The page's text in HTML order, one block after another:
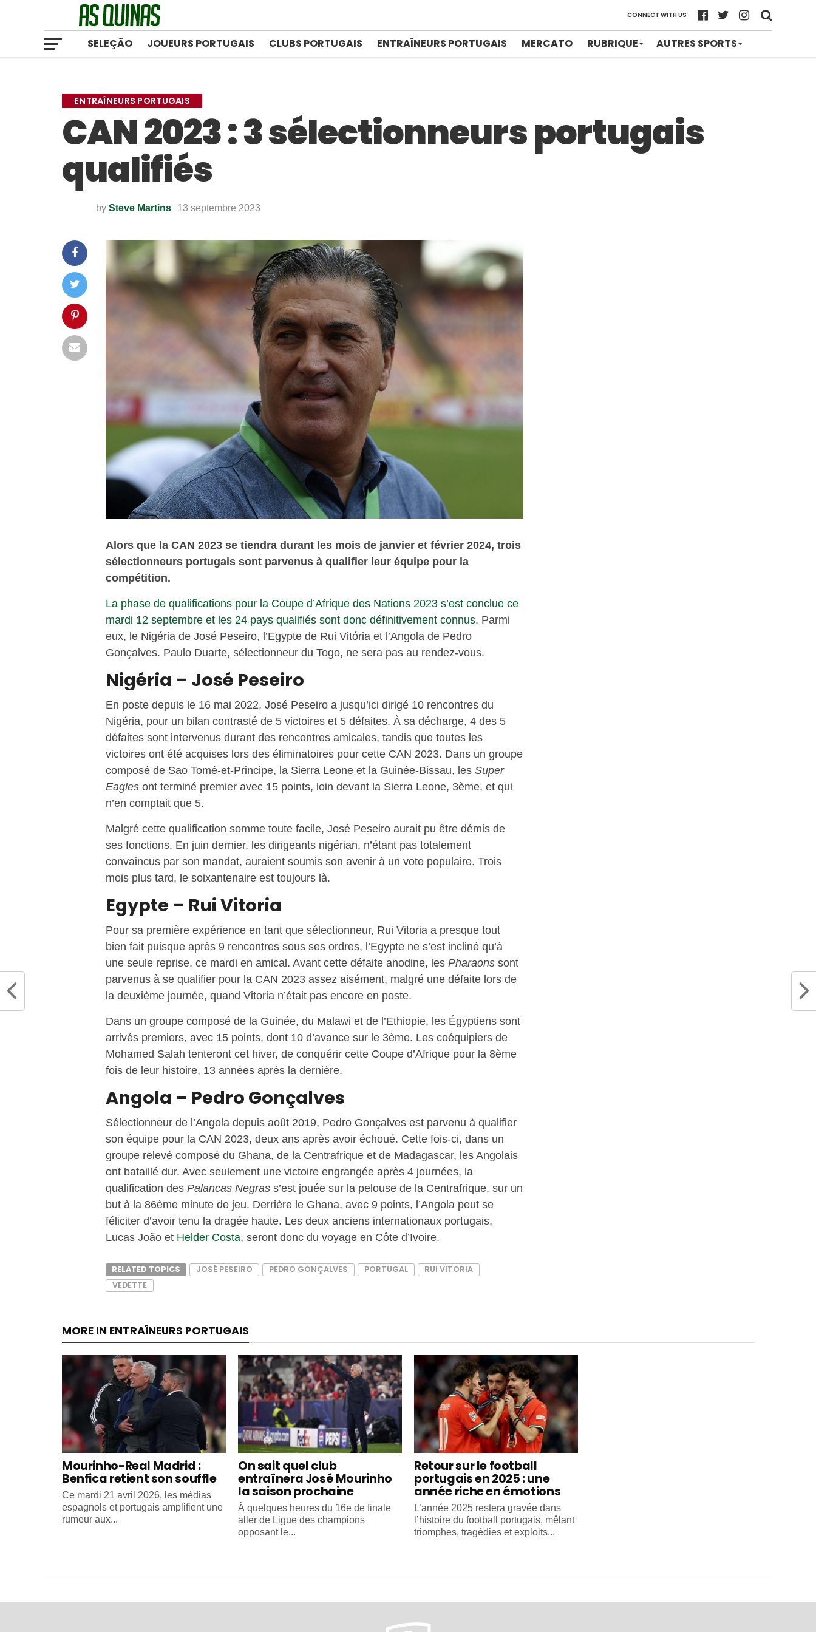
CONNECT WITH US
SELEÇÃO JOUEURS PORTUGAIS CLUBS PORTUGAIS ENTRAÎNEURS PORTUGAIS MERCATO RUBRIQUE AUTRES SPORTS
ENTRAÎNEURS PORTUGAIS
CAN 2023 : 3 sélectionneurs portugais
qualifiés
by Steve Martins 13 septembre 2023
Alors que la CAN 2023 se tiendra durant les mois de janvier et février 2024, trois
sélectionneurs portugais sont parvenus à qualifier leur équipe pour la
compétition.
La phase de qualifications pour la Coupe d’Afrique des Nations 2023 s’est conclue ce
mardi 12 septembre et les 24 pays qualifiés sont donc définitivement connus. Parmi
eux, le Nigéria de José Peseiro, l’Egypte de Rui Vitória et l’Angola de Pedro
Gonçalves. Paulo Duarte, sélectionneur du Togo, ne sera pas au rendez-vous.
Nigéria – José Peseiro
En poste depuis le 16 mai 2022, José Peseiro a jusqu’ici dirigé 10 rencontres du
Nigéria, pour un bilan contrasté de 5 victoires et 5 défaites. À sa décharge, 4 des 5
défaites sont intervenus durant des rencontres amicales, tandis que toutes les
victoires ont été acquises lors des éliminatoires pour cette CAN 2023. Dans un groupe
composé de Sao Tomé-et-Principe, la Sierra Leone et la Guinée-Bissau, les Super
Eagles ont terminé premier avec 15 points, loin devant la Sierra Leone, 3ème, et qui
n’en comptait que 5.
Malgré cette qualification somme toute facile, José Peseiro aurait pu être démis de
ses fonctions. En juin dernier, les dirigeants nigérian, n’étant pas totalement
convaincus par son mandat, auraient soumis son avenir à un vote populaire. Trois
mois plus tard, le soixantenaire est toujours là.
Egypte – Rui Vitoria
Pour sa première expérience en tant que sélectionneur, Rui Vitoria a presque tout
bien fait puisque après 9 rencontres sous ses ordres, l’Egypte ne s’est incliné qu’à
une seule reprise, ce mardi en amical. Avant cette défaite anodine, les Pharaons sont
parvenus à se qualifier pour la CAN 2023 assez aisément, malgré une défaite lors de
la deuxième journée, quand Vitoria n’était pas encore en poste.
Dans un groupe composé de la Guinée, du Malawi et de l’Ethiopie, les Égyptiens sont
arrivés premiers, avec 15 points, dont 10 d’avance sur le 3ème. Les coéquipiers de
Mohamed Salah tenteront cet hiver, de conquérir cette Coupe d’Afrique pour la 8ème
fois de leur histoire, 13 années après la dernière.
Angola – Pedro Gonçalves
Sélectionneur de l’Angola depuis août 2019, Pedro Gonçalves est parvenu à qualifier
son équipe pour la CAN 2023, deux ans après avoir échoué. Cette fois-ci, dans un
groupe relevé composé du Ghana, de la Centrafrique et de Madagascar, les Angolais
ont bataillé dur. Avec seulement une victoire engrangée après 4 journées, la
qualification des Palancas Negras s’est jouée sur la pelouse de la Centrafrique, sur un
but à la 86ème minute de jeu. Derrière le Ghana, avec 9 points, l’Angola peut se
féliciter d’avoir tenu la dragée haute. Les deux anciens internationaux portugais,
Lucas João et Helder Costa, seront donc du voyage en Côte d’Ivoire.
RELATED TOPICS JOSÉ PESEIRO PEDRO GONÇALVES PORTUGAL
RUI VITORIA
VEDETTE
MORE IN ENTRAÎNEURS PORTUGAIS
Mourinho-Real Madrid :
Benfica retient son souffle
Ce mardi 21 avril 2026, les médias
espagnols et portugais amplifient une
rumeur aux...
On sait quel club
entraînera José Mourinho
la saison prochaine
À quelques heures du 16e de finale
aller de Ligue des champions
opposant le...
Retour sur le football
portugais en 2025 : une
année riche en émotions
L’année 2025 restera gravée dans
l’histoire du football portugais, mêlant
triomphes, tragédies et exploits...